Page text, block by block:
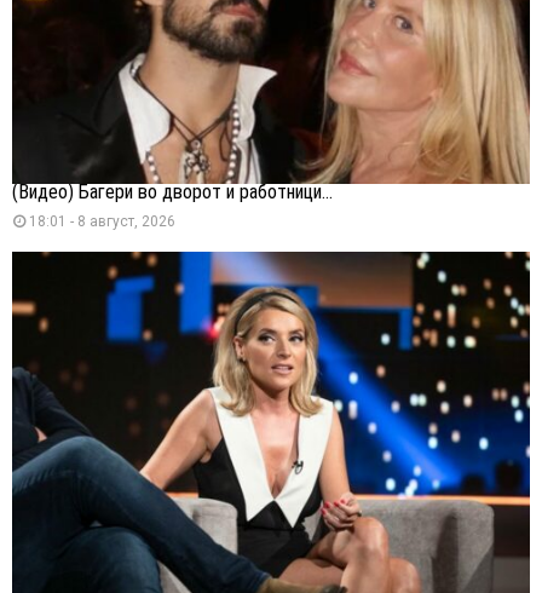
(Видео) Багери во дворот и работници...
18:01 - 8 август, 2026